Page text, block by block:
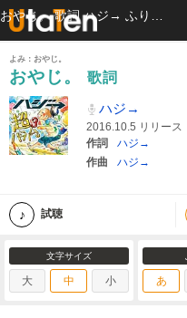
よみ：おやじ。
おやじ。
歌詞
ハジ→
2016.10.5 リリース
作詞
ハジ→
作曲
ハジ→
試聴
文字サイズ
大 中 小 あ